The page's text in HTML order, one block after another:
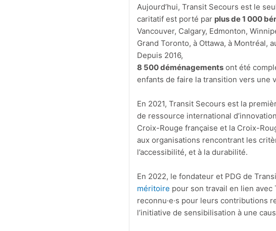
Aujourd’hui, Transit Secours est le
caritatif est porté par plus de 1 000
Vancouver, Calgary, Edmonton,
Grand Toronto, à Ottawa, à Montréal,
Depuis 2016,
8 500 déménagements ont été
enfants de faire la transition vers une
En 2021, Transit Secours est la
de ressource international
Croix-Rouge française et la Croix-
aux organisations rencontrant les
l’accessibilité, et à la durabilité.
En 2022, le fondateur et PDG de
méritoire pour son travail en lien
reconnu·e·s pour leurs contributions
l’initiative de sensibilisation à une